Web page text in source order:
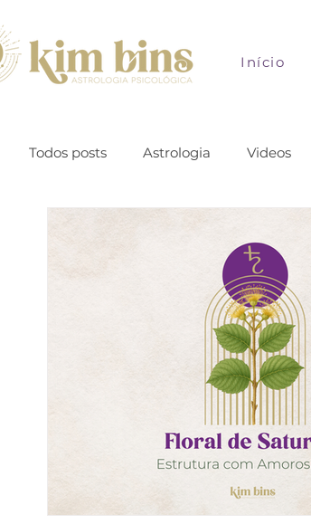
Início
Todos posts Astrologia Videos